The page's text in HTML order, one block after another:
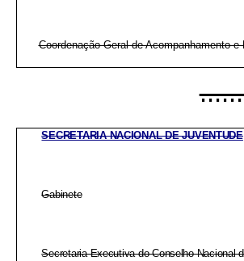
Coordenação-Geral de Acompanhamento e
SECRETARIA NACIONAL DE JUVENTUDE
Gabinete
Secretaria-Executiva do Conselho Nacional